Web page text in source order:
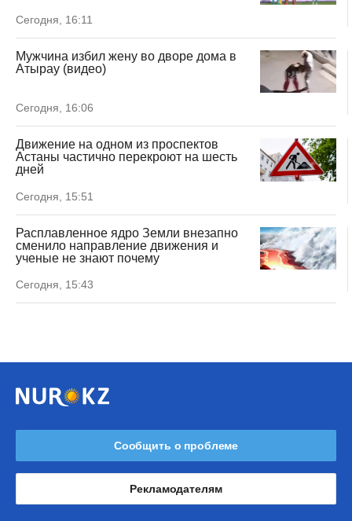
Сегодня, 16:11
Мужчина избил жену во дворе дома в
Атырау (видео)
Сегодня, 16:06
Движение на одном из проспектов
Астаны частично перекроют на шесть
дней
Сегодня, 15:51
Расплавленное ядро Земли внезапно
сменило направление движения и
ученые не знают почему
Сегодня, 15:43
Сообщить о проблеме
Рекламодателям